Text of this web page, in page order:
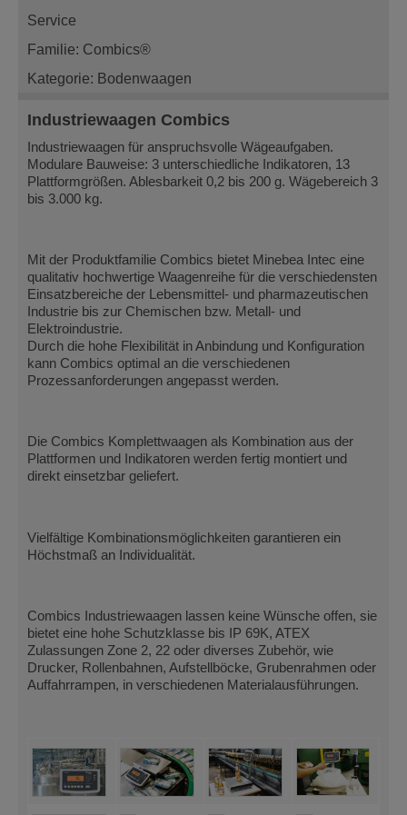
Service
Familie: Combics®
Kategorie: Bodenwaagen
Industriewaagen Combics
Industriewaagen für anspruchsvolle Wägeaufgaben.
Modulare Bauweise: 3 unterschiedliche Indikatoren, 13
Plattformgrößen. Ablesbarkeit 0,2 bis 200 g. Wägebereich 3
bis 3.000 kg.
Mit der Produktfamilie Combics bietet Minebea Intec eine
qualitativ hochwertige Waagenreihe für die verschiedensten
Einsatzbereiche der Lebensmittel- und pharmazeutischen
Industrie bis zur Chemischen bzw. Metall- und
Elektroindustrie.
Durch die hohe Flexibilität in Anbindung und Konfiguration
kann Combics optimal an die verschiedenen
Prozessanforderungen angepasst werden.
Die Combics Komplettwaagen als Kombination aus der
Plattformen und Indikatoren werden fertig montiert und
direkt einsetzbar geliefert.
Vielfältige Kombinationsmöglichkeiten garantieren ein
Höchstmaß an Individualität.
Combics Industriewaagen lassen keine Wünsche offen, sie
bietet eine hohe Schutzklasse bis IP 69K, ATEX
Zulassungen Zone 2, 22 oder diverses Zubehör, wie
Drucker, Rollenbahnen, Aufstellböcke, Grubenrahmen oder
Auffahrrampen, in verschiedenen Materialausführungen.